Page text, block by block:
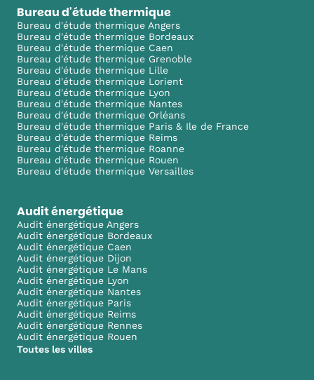
Bureau d'étude thermique
Bureau d'étude thermique Angers
Bureau d'étude thermique Bordeaux
Bureau d'étude thermique Caen
Bureau d'étude thermique Grenoble
Bureau d'étude thermique Lille
Bureau d'étude thermique Lorient
Bureau d'étude thermique Lyon
Bureau d'étude thermique Nantes
Bureau d'étude thermique Orléans
Bureau d'étude thermique Paris & Ile de France
Bureau d'étude thermique Reims
Bureau d'étude thermique Roanne
Bureau d'étude thermique Rouen
Bureau d'étude thermique Versailles
Audit énergétique
Audit énergétique Angers
Audit énergétique Bordeaux
Audit énergétique Caen
Audit énergétique Dijon
Audit énergétique Le Mans
Audit énergétique Lyon
Audit énergétique Nantes
Audit énergétique Paris
Audit énergétique Reims
Audit énergétique Rennes
Audit énergétique Rouen
Toutes les villes